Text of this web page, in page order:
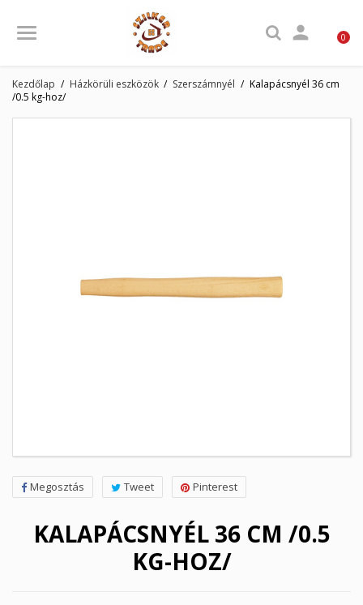
 0
Kezdőlap Házkörüli eszközök Szerszámnyél
Kalapácsnyél 36 cm
/0.5 kg-hoz/
Megosztás Tweet Pinterest
KALAPÁCSNYÉL 36 CM /0.5
KG-HOZ/